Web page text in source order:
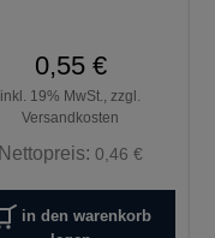
0,55 €
inkl. 19% MwSt., zzgl.
Versandkosten
Nettopreis:0,46 €
in den warenkorb